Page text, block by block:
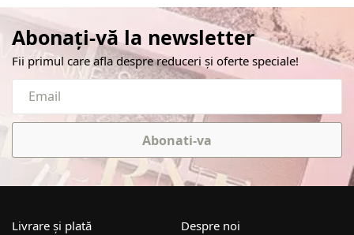
Abonați-vă la newsletter
Fii primul care afla despre reduceri și oferte speciale!
Abonati-va
Livrare și plată Despre noi